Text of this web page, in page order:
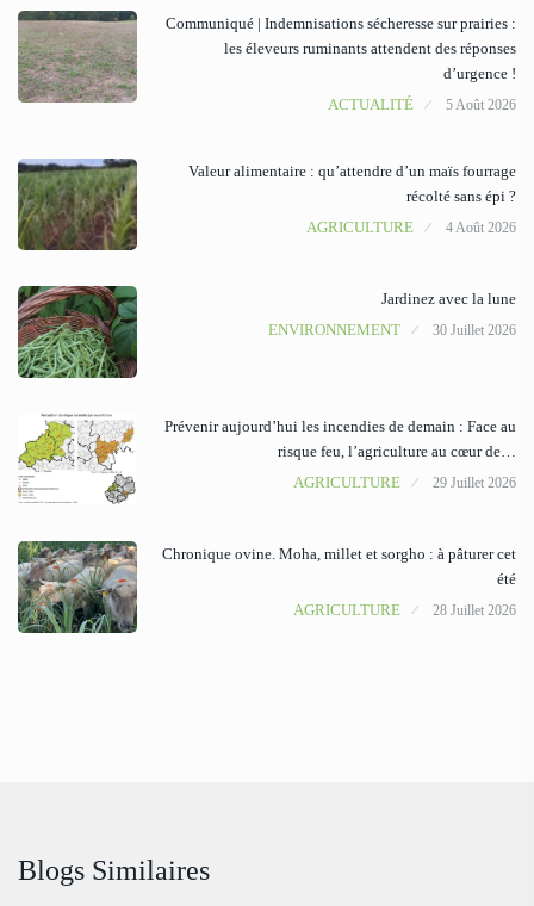
Communiqué | Indemnisations sécheresse sur prairies :
les éleveurs ruminants attendent des réponses
d’urgence !
ACTUALITÉ
5 Août 2026
Valeur alimentaire : qu’attendre d’un maïs fourrage
récolté sans épi ?
AGRICULTURE
4 Août 2026
Jardinez avec la lune
ENVIRONNEMENT
30 Juillet 2026
Prévenir aujourd’hui les incendies de demain : Face au
risque feu, l’agriculture au cœur de…
AGRICULTURE
29 Juillet 2026
Chronique ovine. Moha, millet et sorgho : à pâturer cet
été
AGRICULTURE
28 Juillet 2026
Blogs Similaires